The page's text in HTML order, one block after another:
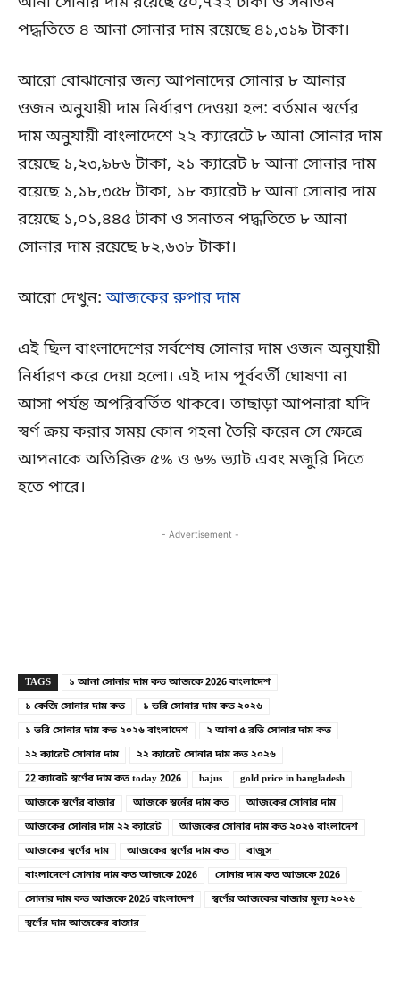
পদ্ধতিতে ৪ আনা সোনার দাম রয়েছে ৪১,৩১৯ টাকা।
আরো বোঝানোর জন্য আপনাদের সোনার ৮ আনার
ওজন অনুযায়ী দাম নির্ধারণ দেওয়া হল: বর্তমান স্বর্ণের
দাম অনুযায়ী বাংলাদেশে ২২ ক্যারেটে ৮ আনা সোনার দাম
রয়েছে ১,২৩,৯৮৬ টাকা, ২১ ক্যারেট ৮ আনা সোনার দাম
রয়েছে ১,১৮,৩৫৮ টাকা, ১৮ ক্যারেট ৮ আনা সোনার দাম
রয়েছে ১,০১,৪৪৫ টাকা ও সনাতন পদ্ধতিতে ৮ আনা
সোনার দাম রয়েছে ৮২,৬৩৮ টাকা।
আরো দেখুন:আজকের রুপার দাম
এই ছিল বাংলাদেশের সর্বশেষ সোনার দাম ওজন অনুযায়ী
নির্ধারণ করে দেয়া হলো। এই দাম পূর্ববর্তী ঘোষণা না
আসা পর্যন্ত অপরিবর্তিত থাকবে। তাছাড়া আপনারা যদি
স্বর্ণ ক্রয় করার সময় কোন গহনা তৈরি করেন সে ক্ষেত্রে
আপনাকে অতিরিক্ত ৫% ও ৬% ভ্যাট এবং মজুরি দিতে
হতে পারে।
- Advertisement -
TAGS
১ আনা সোনার দাম কত আজকে 2026 বাংলাদেশ
১ কেজি সোনার দাম কত
১ ভরি সোনার দাম কত ২০২৬
১ ভরি সোনার দাম কত ২০২৬ বাংলাদেশ
২ আনা ৫ রতি সোনার দাম কত
২২ ক্যারেট সোনার দাম
২২ ক্যারেট সোনার দাম কত ২০২৬
22 ক্যারেট স্বর্ণের দাম কত today 2026
bajus
gold price in bangladesh
আজকে স্বর্ণের বাজার
আজকে স্বর্নের দাম কত
আজকের সোনার দাম
আজকের সোনার দাম ২২ ক্যারেট
আজকের সোনার দাম কত ২০২৬ বাংলাদেশ
আজকের স্বর্ণের দাম
আজকের স্বর্ণের দাম কত
বাজুস
বাংলাদেশে সোনার দাম কত আজকে 2026
সোনার দাম কত আজকে 2026
সোনার দাম কত আজকে 2026 বাংলাদেশ
স্বর্ণের আজকের বাজার মূল্য ২০২৬
স্বর্ণের দাম আজকের বাজার